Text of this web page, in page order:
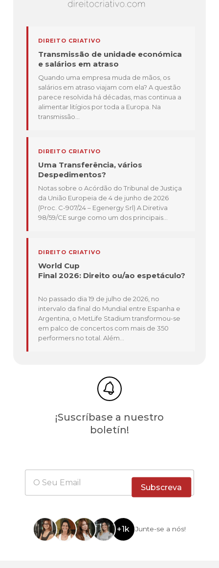
DIREITO CRIATIVO
Transmissão de unidade económica
e salários em atraso
Quando uma empresa muda de mãos, os
salários em atraso viajam com ela? A questão
parece resolvida há décadas, mas continua a
alimentar litígios por toda a Europa. Na
transmissão...
DIREITO CRIATIVO
Uma Transferência, vários
Despedimentos?
Notas sobre o Acórdão do Tribunal de Justiça
da União Europeia de 4 de junho de 2026
(Proc. C-907/24 – Egenergy Srl) A Diretiva
98/59/CE surge como um dos principais...
DIREITO CRIATIVO
World Cup
Final 2026: Direito ou/ao espetáculo?
No passado dia 19 de julho de 2026, no
intervalo da final do Mundial entre Espanha e
Argentina, o MetLife Stadium transformou-se
em palco de concertos com mais de 350
performers no total. Além...
¡Suscríbase a nuestro
boletín!
Subscreva
+1k Junte-se a nós!